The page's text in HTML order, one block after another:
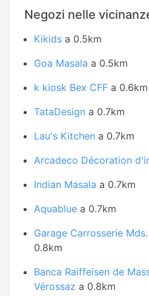
Negozi nelle
Kikids a 0.5km
Goa Masala a 0.5km
k kiosk Bex CFF a 0.6km
TataDesign a 0.7km
Lau's Kitchen a 0.7km
Arcadeco Décoration
Indian Masala a 0.7km
Aquablue a 0.7km
Garage Carrosserie
0.8km
Banca Raiffeisen de
Vérossaz a 0.8km